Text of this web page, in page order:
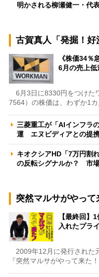
明かされる柳瀬健一・代
古賀真人「発掘！好
《株価34％
6月の売上
6月3日に8330円をつけた
7564）の株価は、わずか1
三菱重工が「AIインフラ
運 エヌビディアとの提
キオクシアHD「7万円割
の反転シグナルか？ 市
突然マルサがやって
【最終回】
入れたプラ
2009年12月に発行された
『突然マルサがやって来た